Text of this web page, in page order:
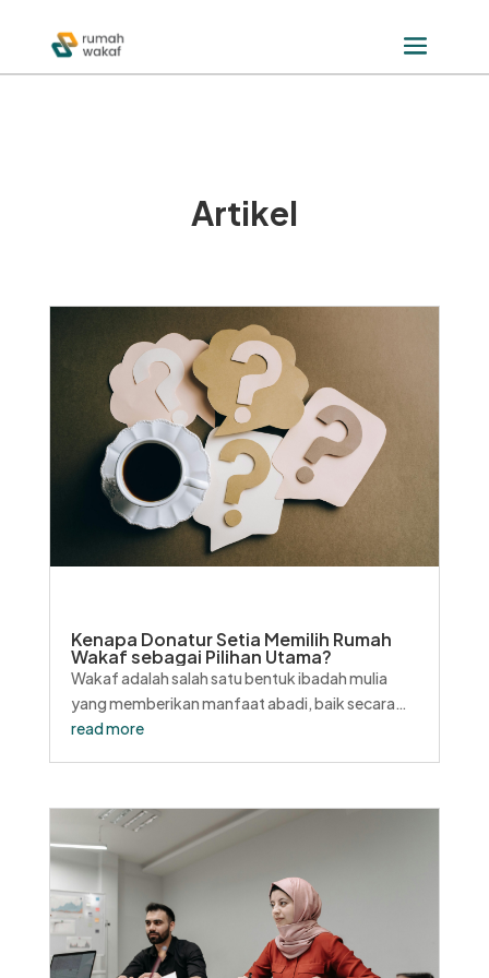
Artikel
Kenapa Donatur Setia Memilih Rumah
Wakaf sebagai Pilihan Utama?
Wakaf adalah salah satu bentuk ibadah mulia
yang memberikan manfaat abadi, baik secara
spiritual maupun sosial. Sebagai ladang pahala
umat. Namun, pertanyaan yang sering muncul
bagi...
read more